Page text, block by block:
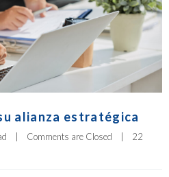
alianza estratégica
| Comments are Closed |
22